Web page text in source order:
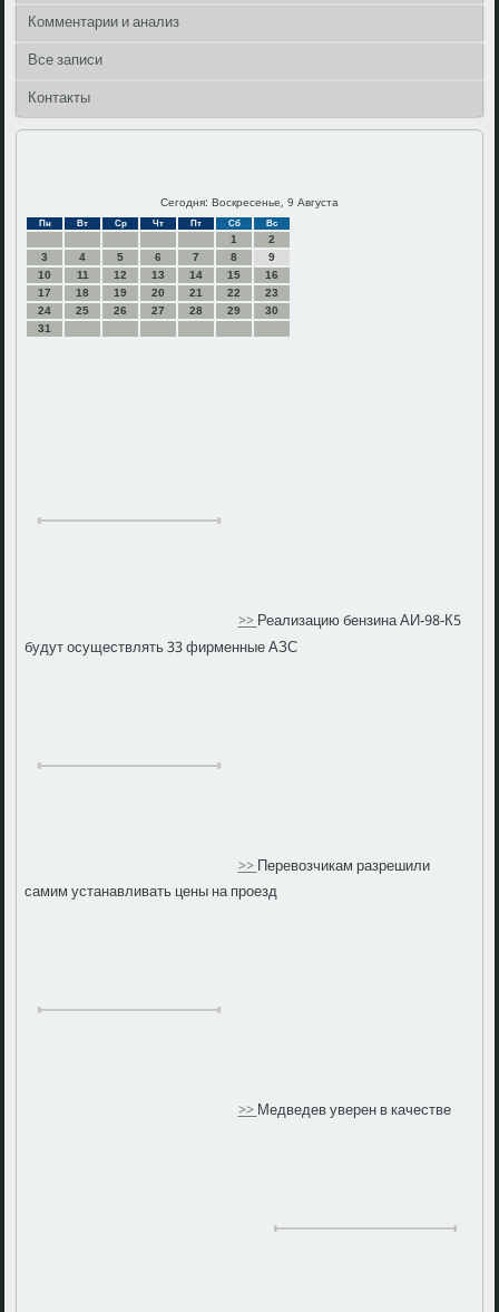
Комментарии и анализ
Все записи
Контакты
Сегодня: Воскресенье, 9 Августа
Пн Вт Ср Чт Пт Сб Вс
1
2
3
4 5 6 7 8
9
10
11 12 13 14 15
16
17
18 19 20 21 22
23
24
25 26 27 28 29
30
31
>>Реализацию бензина АИ-98-К5
будут осуществлять 33 фирменные АЗС
>>Перевозчикам разрешили
самим устанавливать цены на проезд
>>Медведев уверен в качестве